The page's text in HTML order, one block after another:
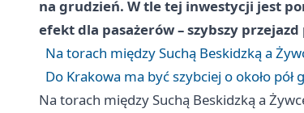
na grudzień. W tle tej inwestycji jest
efekt dla pasażerów – szybszy
Na torach między Suchą Beskidzką a
Do Krakowa ma być szybciej o około pół
Na torach między Suchą Beskidzką a